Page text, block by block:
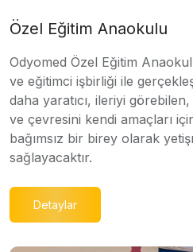
Özel Eğitim Anaokulu
Odyomed Özel Eğitim
ve eğitimci işbirliği ile
daha yaratıcı, ileriyi
ve çevresini kendi amaçları
bağımsız bir birey olarak
sağlayacaktır.
Detaylar